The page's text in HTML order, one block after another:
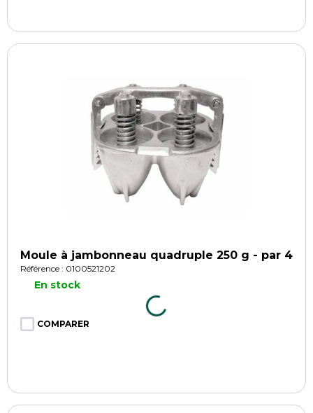
Moule à jambonneau quadruple 250 g - par 4
Référence : 0100521202
En stock
COMPARER